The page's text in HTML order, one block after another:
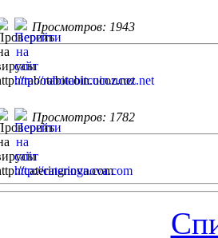
Просмотров: 1943
Просмотров: 1782